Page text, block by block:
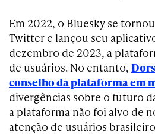
Em 2022, o Bluesky se
Twitter e lançou seu
dezembro de 2023, a
de usuários. No entanto,
conselho da plataforma em
divergências sobre o futuro
a plataforma não foi alvo de
atenção de usuários